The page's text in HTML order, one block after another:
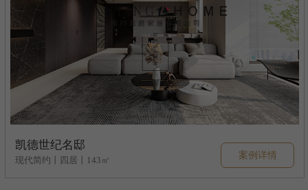
凯德世纪名邸
现代简约丨四居丨143㎡ 案例详情